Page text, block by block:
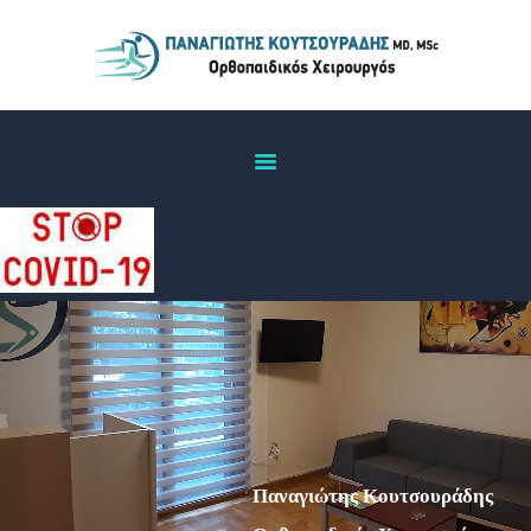
ΠΑΘΉΣΕΙΣ
ΙΑΤΡΕΊΟ
ΕΠΙΚΟΙΝΩΝΊΑ
ΠαναγιώτηςΚουτσουράδης